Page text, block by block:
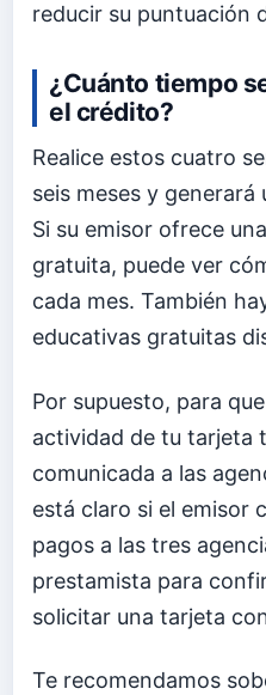
reducir su puntuación
¿Cuánto tiempo
el crédito?
Realice estos cuatro
seis meses y generará
Si su emisor ofrece
gratuita, puede ver
cada mes. También
educativas gratuitas
Por supuesto, para
actividad de tu tarjeta
comunicada a las
está claro si el emisor
pagos a las tres
prestamista para
solicitar una tarjeta
Te recomendamos